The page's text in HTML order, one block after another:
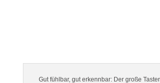
Gut fühlbar, gut erkennbar: Der große